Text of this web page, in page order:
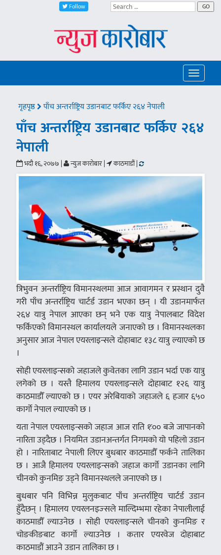
Follow GO
Toggle
गृहपृष्ठ पाँच अन्तर्राष्ट्रिय उडानबाट फर्किए २६४ नेपाली
पाँच अन्तर्राष्ट्रिय उडानबाट फर्किए २६४
नेपाली
भदौ १६, २०७७ | न्युज कारोबार | काठमाडौं |
त्रिभुवन अन्तर्राष्ट्रिय विमानस्थलमा आज आवागमन र प्रस्थान दुवै
गरी पाँच अन्तर्राष्ट्रिय चार्टर्ड उडान भएका छन् । यी उडानमार्फत
२६४ यात्रु नेपाल आएका छन् भने एक यात्रु नेपालबाट विदेश
फर्किएको विमानस्थल कार्यालयले जनाएको छ । विमानस्थलका
अनुसार आज नेपाल एयरलाइन्सले दोहाबाट १३८ यात्रु ल्याएको छ
।
सोही एयरलाइन्सको जहाजले कुवेतका लागि उडान भर्दा एक यात्रु
लगेको छ । यस्तै हिमालय एयरलाइन्सले दोहाबाट १२६ यात्रु
काठमाडौँ ल्याएको छ । एयर अरेबियाको जहाजले ६ हजार ६५०
कार्गो नेपाल ल्याएको छ ।
यता नेपाल एयरलाइन्सको जहाज आज राति १ः०० बजे जापानको
नारिता उड्दैछ । नियमित उडानअन्तर्गत निगमको यो पहिलो उडान
हो । नारिताबाट नेपाली लिएर बुधबार काठमाडौँ फर्कने तालिका
छ । आजै हिमालय एयरलाइन्सको जहाज कार्गो उडानका लागि
चीनको कुनमिङ उड्ने विमानस्थलले जनाएको छ ।
बुधबार पनि विभिन्न मुलुकबाट पाँच अन्तर्राष्ट्रिय चार्टर्ड उडान
हुँदैछन् । हिमालय एयरलनइज्सले माल्दिम्भमा रहेका नेपालीलाई
काठमाडौँ ल्याउनेछ । सोही एयरलाइन्सले चीनको कुनमिङ र
चोङकीङबाट कार्गो ल्याउनेछ । कतार एयरवेज दोहाबाट
काठमाडौं आउने उडान तालिका छ ।